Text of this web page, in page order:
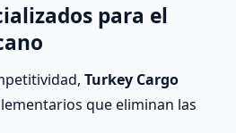
para el
Turkey Cargo
que eliminan las